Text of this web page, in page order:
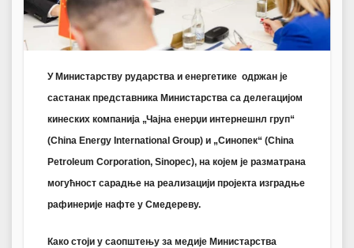
У Министарству рударства и енергетике одржан је
састанак представника Министарства са делегацијом
кинеских компанија „Чајна енерџи интернешнл груп“
(China Energy International Group) и „Синопек“ (China
Petroleum Corporation, Sinopec), на којем је разматрана
могућност сарадње на реализацији пројекта изградње
рафинерије нафте у Смедереву.
Како стоји у саопштењу за медије Министарства